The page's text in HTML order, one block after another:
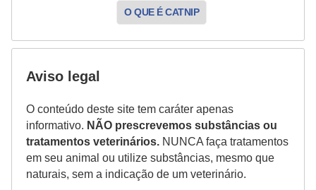
O QUE É CATNIP
Aviso legal
O conteúdo deste site tem caráter apenas
informativo. NÃO prescrevemos substâncias ou
tratamentos veterinários. NUNCA faça tratamentos
em seu animal ou utilize substâncias, mesmo que
naturais, sem a indicação de um veterinário.
e
i
n
o
s
P